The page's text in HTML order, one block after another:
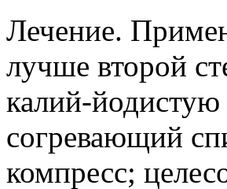
Лечение.
лучше второй
калий-йодистую
согревающий
компресс;